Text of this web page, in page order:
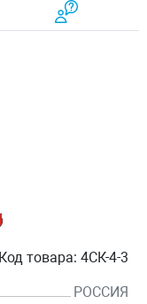
Код товара: 4СК-4-3
РОССИЯ